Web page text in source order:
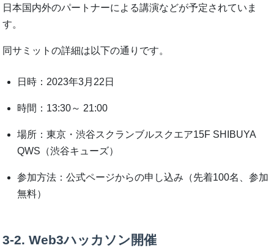
日本国内外のパートナーによる講演などが予定されていま
す。
同サミットの詳細は以下の通りです。
日時：2023年3月22日
時間：13:30～ 21:00
場所：東京・渋谷スクランブルスクエア15F SHIBUYA
QWS（渋谷キューズ）
参加方法：公式ページからの申し込み（先着100名、参加
無料）
3-2. Web3ハッカソン開催